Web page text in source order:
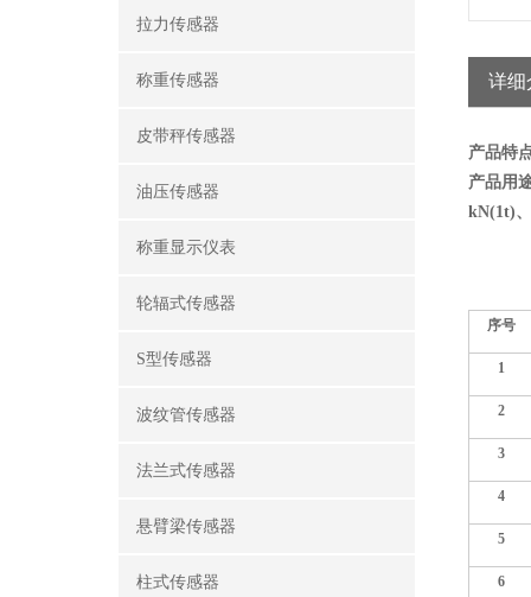
拉力传感器
称重传感器
皮带秤传感器
油压传感器
称重显示仪表
轮辐式传感器
S型传感器
波纹管传感器
法兰式传感器
悬臂梁传感器
柱式传感器
详细
产品特
产品用
kN(1t)
序号
1
2
3
4
5
6